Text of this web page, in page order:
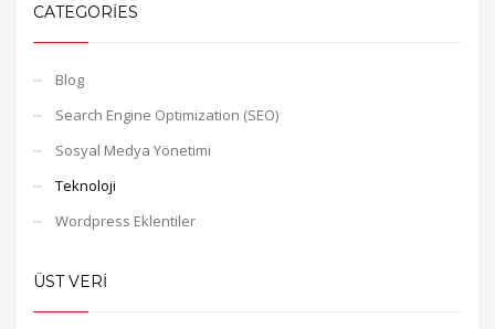
CATEGORIES
Blog
Search Engine Optimization (SEO)
Sosyal Medya Yönetimi
Teknoloji
Wordpress Eklentiler
ÜST VERI